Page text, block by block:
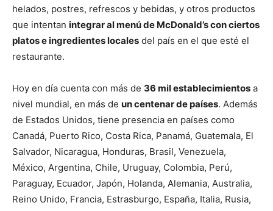
helados, postres, refrescos y bebidas, y otros productos
que intentan integrar al menú de McDonald’s con ciertos
platos e ingredientes locales del país en el que esté el
restaurante.
Hoy en día cuenta con más de 36 mil establecimientos a
nivel mundial, en más de un centenar de países. Además
de Estados Unidos, tiene presencia en países como
Canadá, Puerto Rico, Costa Rica, Panamá, Guatemala, El
Salvador, Nicaragua, Honduras, Brasil, Venezuela,
México, Argentina, Chile, Uruguay, Colombia, Perú,
Paraguay, Ecuador, Japón, Holanda, Alemania, Australia,
Reino Unido, Francia, Estrasburgo, España, Italia, Rusia,